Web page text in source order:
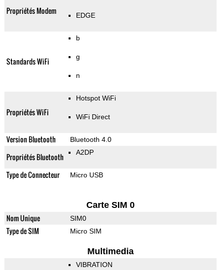
Propriétés Modem EDGE
Standards WiFi
b
g
n
Propriétés WiFi
Hotspot WiFi
WiFi Direct
Version Bluetooth Bluetooth 4.0
Propriétés Bluetooth A2DP
Type de Connecteur Micro USB
Carte SIM 0
Nom Unique SIM0
Type de SIM Micro SIM
Multimedia
VIBRATION